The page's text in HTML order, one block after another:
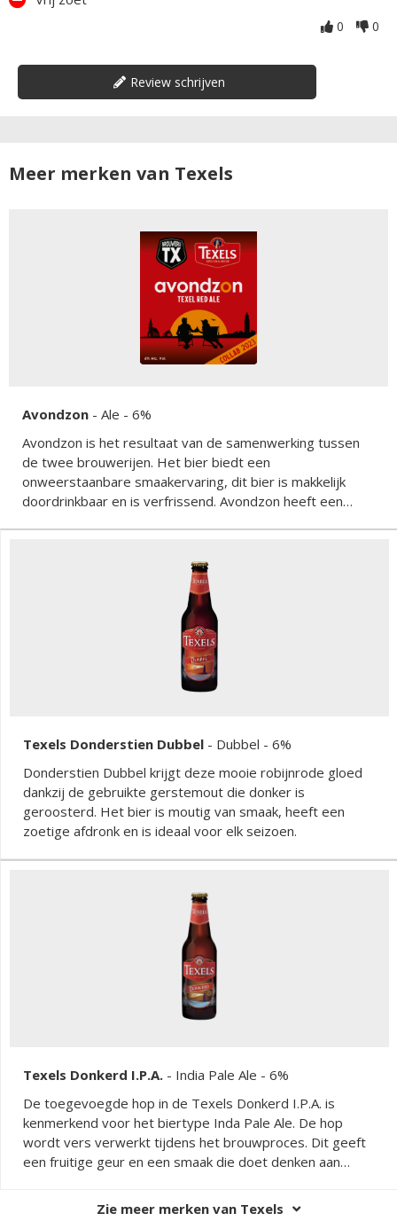
0 0
Review schrijven
Meer merken van Texels
Avondzon - Ale - 6%
Avondzon is het resultaat van de samenwerking tussen
de twee brouwerijen. Het bier biedt een
onweerstaanbare smaakervaring, dit bier is makkelijk
doordrinkbaar en is verfrissend. Avondzon heeft een
Texels Donderstien Dubbel - Dubbel - 6%
Donderstien Dubbel krijgt deze mooie robijnrode gloed
dankzij de gebruikte gerstemout die donker is
geroosterd. Het bier is moutig van smaak, heeft een
zoetige afdronk en is ideaal voor elk seizoen.
Texels Donkerd I.P.A. - India Pale Ale - 6%
De toegevoegde hop in de Texels Donkerd I.P.A. is
kenmerkend voor het biertype Inda Pale Ale. De hop
wordt vers verwerkt tijdens het brouwproces. Dit geeft
een fruitige geur en een smaak die doet denken aan
de donkere kleur en smaaktonen van koffie en karamel.
Zie meer merken van Texels